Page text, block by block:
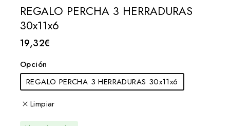
REGALO PERCHA 3 HERRADURAS
30x11x6
19,32€
Opción
REGALO PERCHA 3 HERRADURAS 30x11x6
Limpiar